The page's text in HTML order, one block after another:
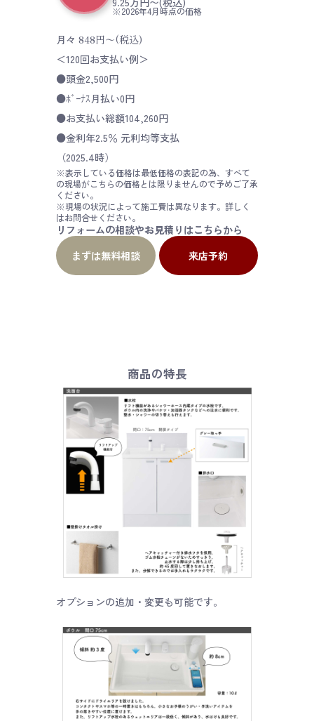
※2026年4月時点の価格
月々 848円〜(税込)
＜120回お支払い例＞
●頭金2,500円
●ﾎﾞｰﾅｽ月払い0円
●お支払い総額104,260円
●金利年2.5％ 元利均等支払
（2025.4時）
※表示している価格は最低価格の表記の為、すべて
の現場がこちらの価格とは限りませんので予めご了承
ください。
※現場の状況によって施工費は異なります。詳しく
はお問合せください。
リフォームの相談やお見積りはこちらから
まずは無料相談
来店予約
商品の特長
オプションの追加・変更も可能です。